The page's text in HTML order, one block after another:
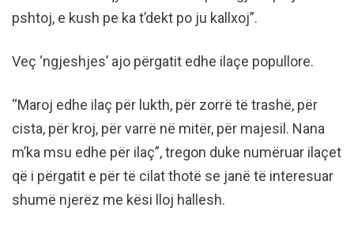
pshtoj, e kush pe ka t’dekt po ju kallxoj”.
Veç ‘ngjeshjes’ ajo përgatit edhe ilaçe popullore.
“Maroj edhe ilaç për lukth, për zorrë të trashë, për
cista, për kroj, për varrë në mitër, për majesil. Nana
m’ka msu edhe për ilaç”, tregon duke numëruar ilaçet
që i përgatit e për të cilat thotë se janë të interesuar
shumë njerëz me kësi lloj hallesh.